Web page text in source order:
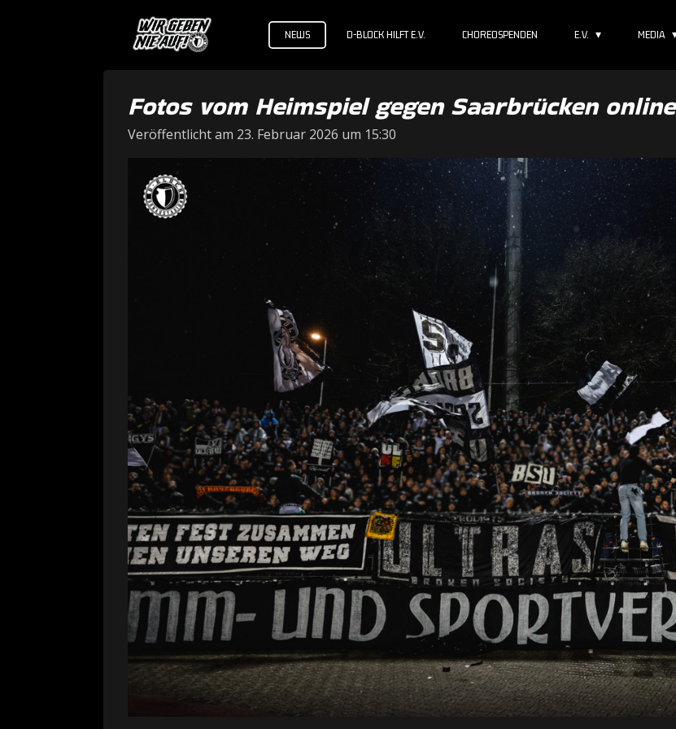
NEWS D-BLOCK HILFT E.V. CHOREOSPENDEN E.V. MEDIA
Fotos vom Heimspiel gegen Saarbrücken online
Veröffentlicht am 23. Februar 2026 um 15:30